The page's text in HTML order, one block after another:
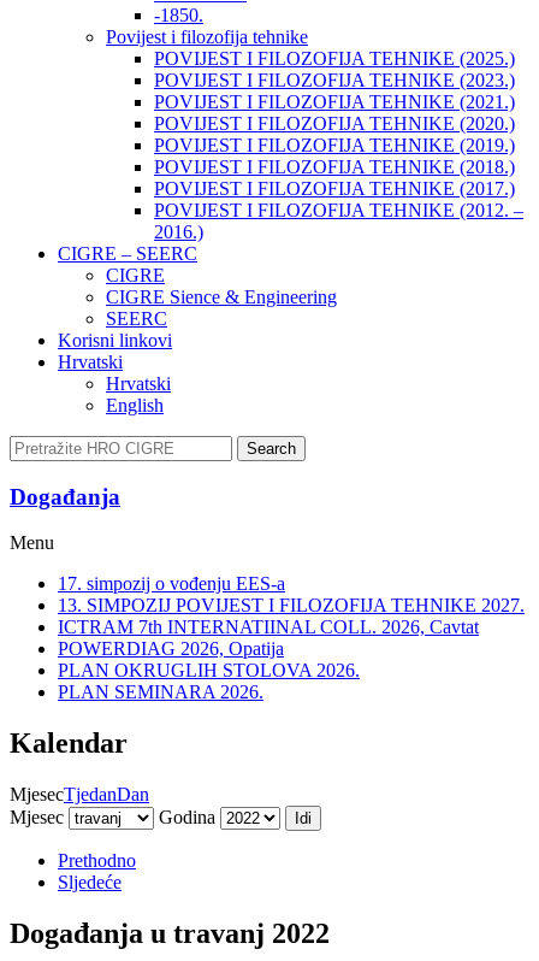
-1850.
Povijest i filozofija tehnike
POVIJEST I FILOZOFIJA TEHNIKE (2025.)
POVIJEST I FILOZOFIJA TEHNIKE (2023.)
POVIJEST I FILOZOFIJA TEHNIKE (2021.)
POVIJEST I FILOZOFIJA TEHNIKE (2020.)
POVIJEST I FILOZOFIJA TEHNIKE (2019.)
POVIJEST I FILOZOFIJA TEHNIKE (2018.)
POVIJEST I FILOZOFIJA TEHNIKE (2017.)
POVIJEST I FILOZOFIJA TEHNIKE (2012. –
2016.)
CIGRE – SEERC
CIGRE
CIGRE Sience & Engineering
SEERC
Korisni linkovi
Hrvatski
Hrvatski
English
Search
Događanja​
Menu
17. simpozij o vođenju EES-a
13. SIMPOZIJ POVIJEST I FILOZOFIJA TEHNIKE 2027.
ICTRAM 7th INTERNATIINAL COLL. 2026, Cavtat
POWERDIAG 2026, Opatija
PLAN OKRUGLIH STOLOVA 2026.
PLAN SEMINARA 2026.
Kalendar
MjesecTjedanDan
Mjesec
Godina
Prethodno
Sljedeće
Događanja u travanj 2022